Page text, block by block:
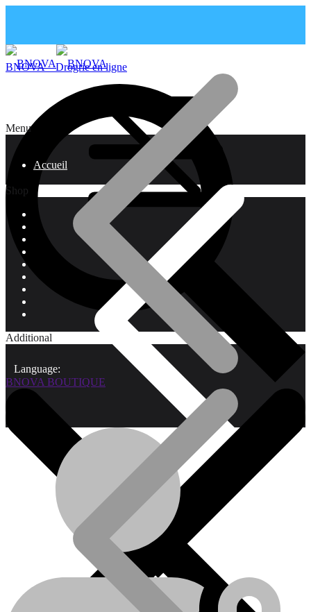
Menu
Accueil
Qui sommes-nous?
Shop
Additional
Language:
BNOVA – Drogrie en ligne
BNOVA BOUTIQUE